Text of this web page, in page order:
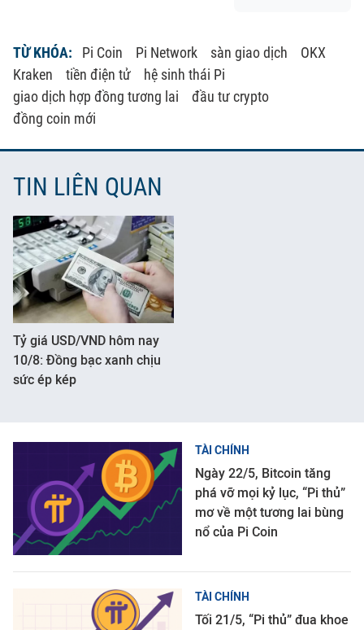
TỪ KHÓA: Pi Coin Pi Network sàn giao dịch
OKX
Kraken
tiền điện tử
hệ sinh thái Pi
giao dịch hợp đồng tương lai
đầu tư crypto
đồng coin mới
TIN LIÊN QUAN
Tỷ giá USD/VND hôm nay
10/8: Đồng bạc xanh chịu
sức ép kép
TÀI CHÍNH
Ngày 22/5, Bitcoin tăng
phá vỡ mọi kỷ lục, “Pi thủ”
mơ về một tương lai bùng
nổ của Pi Coin
TÀI CHÍNH
Tối 21/5, “Pi thủ” đua khoe